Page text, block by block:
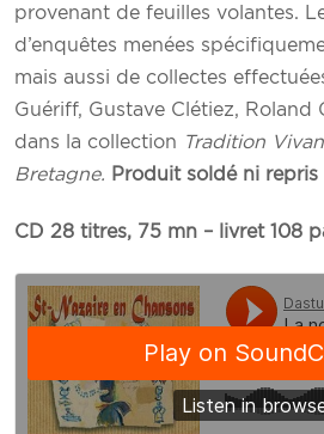
provenant de feuilles volantes.
d’enquêtes menées
mais aussi de collectes
Guériff, Gustave Clétiez, Roland
dans la collection Tradition
Bretagne. Produit soldé ni repris
CD 28 titres, 75 mn – livret 108